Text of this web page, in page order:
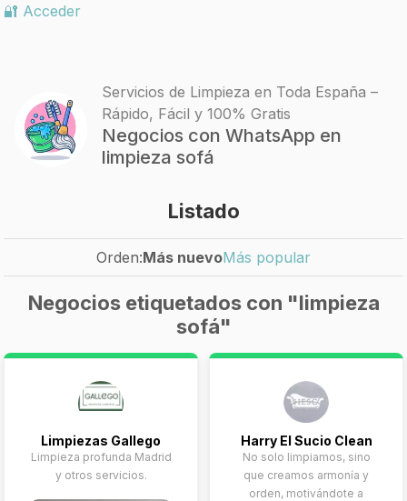
🔐 Acceder
Servicios de Limpieza en Toda España –
Rápido, Fácil y 100% Gratis
Negocios con WhatsApp en
limpieza sofá
Listado
Orden:Más nuevoMás popular
Negocios etiquetados con "limpieza
sofá"
Limpiezas Gallego
Limpieza profunda Madrid
y otros servicios.
Harry El Sucio Clean
No solo limpiamos, sino
que creamos armonía y
orden, motivándote a